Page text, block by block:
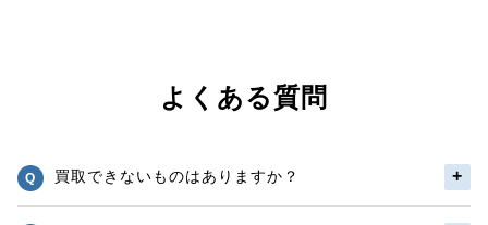
よくある質問
買取できないものはありますか？